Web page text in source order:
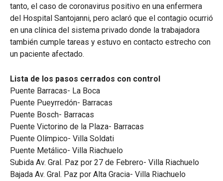
tanto, el caso de coronavirus positivo en una enfermera
del Hospital Santojanni, pero aclaró que el contagio ocurrió
en una clínica del sistema privado donde la trabajadora
también cumple tareas y estuvo en contacto estrecho con
un paciente afectado.
Lista de los pasos cerrados con control
Puente Barracas- La Boca
Puente Pueyrredón- Barracas
Puente Bosch- Barracas
Puente Victorino de la Plaza- Barracas
Puente Olímpico- Villa Soldati
Puente Metálico- Villa Riachuelo
Subida Av. Gral. Paz por 27 de Febrero- Villa Riachuelo
Bajada Av. Gral. Paz por Alta Gracia- Villa Riachuelo